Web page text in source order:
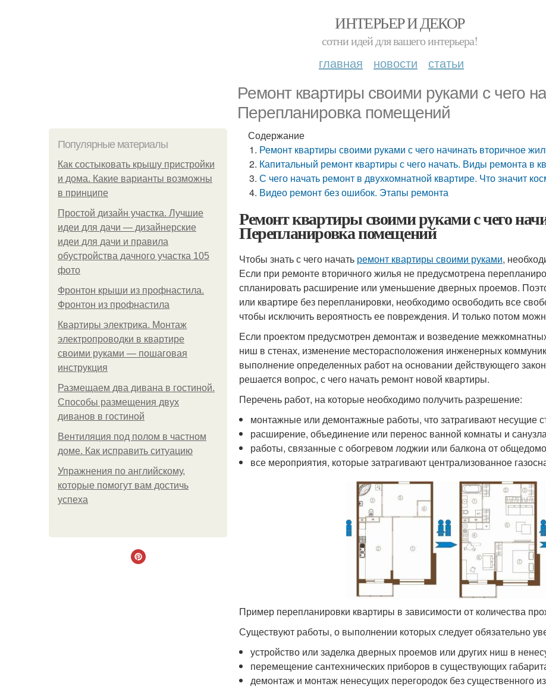
ИНТЕРЬЕР И ДЕКОР
сотни идей для вашего интерьера!
главная новости статьи
Ремонт квартиры своими руками с чего
Перепланировка помещений
Популярные материалы
Как состыковать крышу пристройки
и дома. Какие варианты возможны
в принципе
Простой дизайн участка. Лучшие
идеи для дачи — дизайнерские
идеи для дачи и правила
обустройства дачного участка 105
фото
Фронтон крыши из профнастила.
Фронтон из профнастила
Квартиры электрика. Монтаж
электропроводки в квартире
своими руками — пошаговая
инструкция
Размещаем два дивана в гостиной.
Способы размещения двух
диванов в гостиной
Вентиляция под полом в частном
доме. Как исправить ситуацию
Упражнения по английскому,
которые помогут вам достичь
успеха
Содержание
Ремонт квартиры своими руками с чего начинать вторичное
Капитальный ремонт квартиры с чего начать. Виды ремонта в
С чего начать ремонт в двухкомнатной квартире. Что значит
Видео ремонт без ошибок. Этапы ремонта
Ремонт квартиры своими руками с чего
Перепланировка помещений
Чтобы знать с чего начать ремонт квартиры своими руками,
Если при ремонте вторичного жилья не предусмотрена
спланировать расширение или уменьшение дверных проемов.
или квартире без перепланировки, необходимо освободить все
чтобы исключить вероятность ее повреждения. И только потом
Если проектом предусмотрен демонтаж и возведение
ниш в стенах, изменение месторасположения инженерных
выполнение определенных работ на основании действующего
решается вопрос, с чего начать ремонт новой квартиры.
Перечень работ, на которые необходимо получить разрешение:
монтажные или демонтажные работы, что затрагивают несущие
расширение, объединение или перенос ванной комнаты и
работы, связанные с обогревом лоджии или балкона от
все мероприятия, которые затрагивают централизованное
Пример перепланировки квартиры в зависимости от количества
Существуют работы, о выполнении которых следует обязательно
устройство или заделка дверных проемов или других ниш в
перемещение сантехнических приборов в существующих
демонтаж и монтаж ненесущих перегородок без существенного